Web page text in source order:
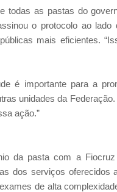
todas as pastas do
o protocolo ao lado
mais eficientes.
é importante para a
unidades da
ação.”
da pasta com a
dos serviços oferecidos
de alta